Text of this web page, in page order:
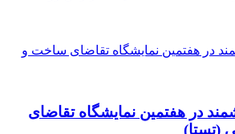
در هفتمین نمایشگاه تقاضای
(تستا)